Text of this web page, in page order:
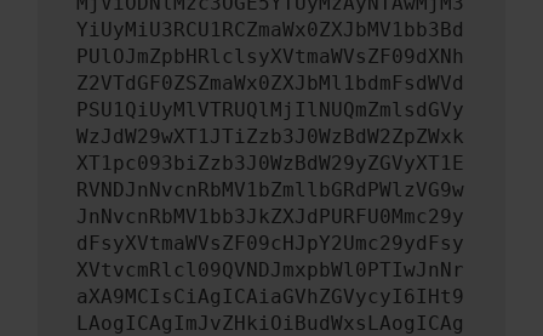
YiUyMiU3RCU1RCZmaWx0ZXJbMV1bb3Bd
PUlOJmZpbHRlclsyXVtmaWVsZF09dXNh
Z2VTdGF0ZSZmaWx0ZXJbMl1bdmFsdWVd
PSU1QiUyMlVTRUQlMjIlNUQmZmlsdGVy
WzJdW29wXT1JTiZzb3J0WzBdW2ZpZWxk
XT1pc093biZzb3J0WzBdW29yZGVyXT1E
RVNDJnNvcnRbMV1bZmllbGRdPWlzVG9w
JnNvcnRbMV1bb3JkZXJdPURFU0Mmc29y
dFsyXVtmaWVsZF09cHJpY2Umc29ydFsy
XVtvcmRlcl09QVNDJmxpbWl0PTIwJnNr
aXA9MCIsCiAgICAiaGVhZGVycyI6IHt9
LAogICAgImJvZHkiOiBudWxsLAogICAg